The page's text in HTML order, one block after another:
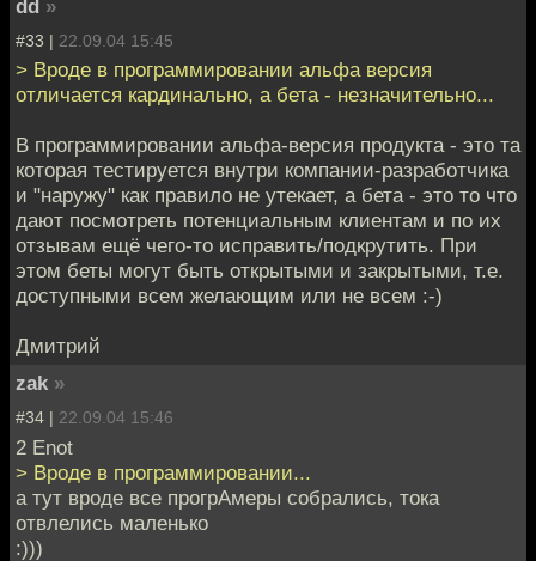
dd »
#33 | 22.09.04 15:45
> Вроде в программировании альфа версия
отличается кардинально, а бета - незначительно...
В программировании альфа-версия продукта - это та
которая тестируется внутри компании-разработчика
и "наружу" как правило не утекает, а бета - это то что
дают посмотреть потенциальным клиентам и по их
отзывам ещё чего-то исправить/подкрутить. При
этом беты могут быть открытыми и закрытыми, т.е.
доступными всем желающим или не всем :-)
Дмитрий
zak »
#34 | 22.09.04 15:46
2 Enot
> Вроде в программировании...
а тут вроде все прогрАмеры собрались, тока
отвлелись маленько
:)))